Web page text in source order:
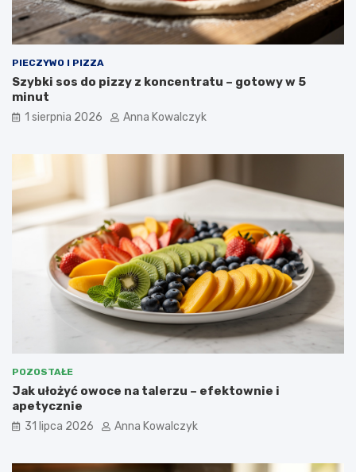
PIECZYWO I PIZZA
Szybki sos do pizzy z koncentratu – gotowy w 5
minut
1 sierpnia 2026 Anna Kowalczyk
POZOSTAŁE
Jak ułożyć owoce na talerzu – efektownie i
apetycznie
31 lipca 2026 Anna Kowalczyk